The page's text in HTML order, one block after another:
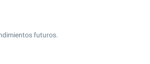
futuros.